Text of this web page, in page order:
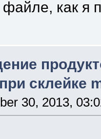
как я
склейке
30, 2013,